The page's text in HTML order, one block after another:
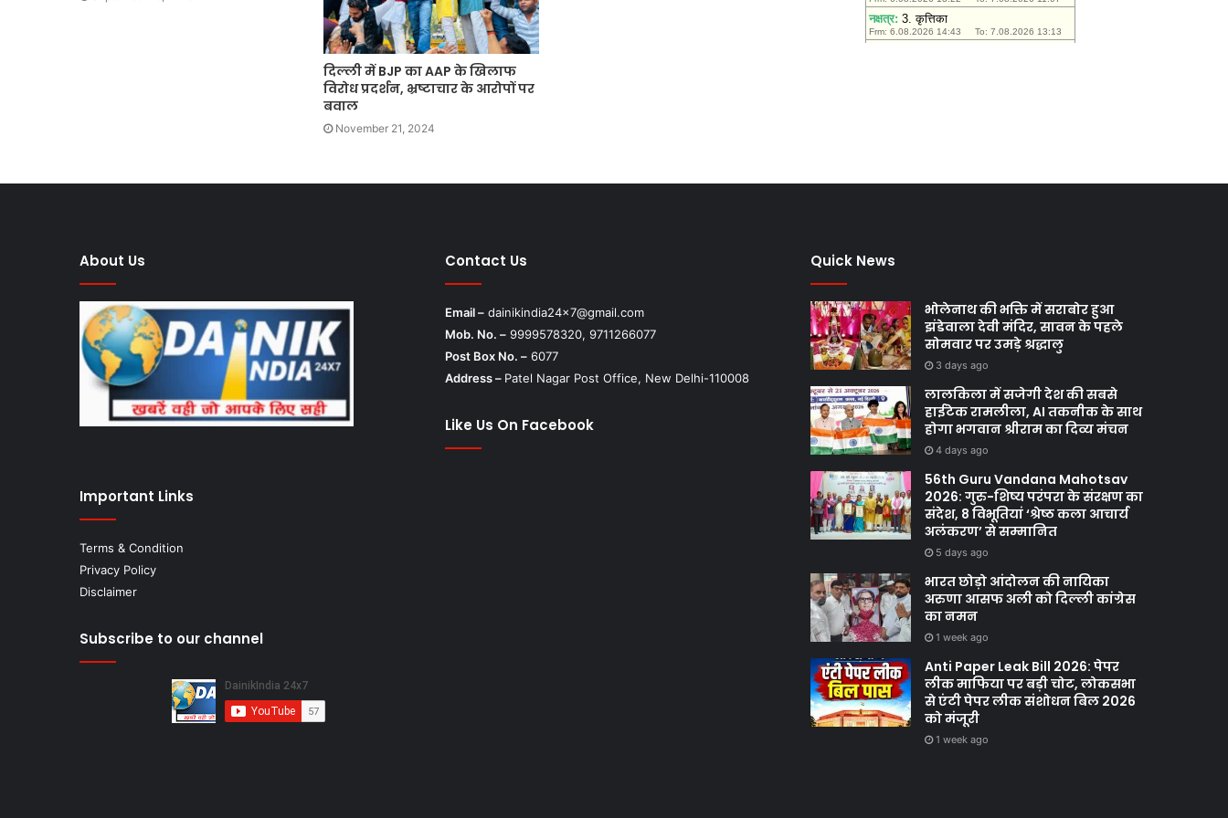
दिल्ली में BJP का AAP के खिलाफ
विरोध प्रदर्शन, भ्रष्टाचार के आरोपों पर
बवाल
November 21, 2024
About Us
Important Links
Terms & Condition
Privacy Policy
Disclaimer
Subscribe to our channel
Contact Us
Email – dainikindia24x7@gmail.com
Mob. No. –9999578320, 9711266077
Post Box No. –6077
Address – Patel Nagar Post Office, New Delhi-110008
Like Us On Facebook
Quick News
भोलेनाथ की भक्ति में सराबोर हुआ
झंडेवाला देवी मंदिर, सावन के पहले
सोमवार पर उमड़े श्रद्धालु
3 days ago
लालकिला में सजेगी देश की सबसे
हाईटेक रामलीला, AI तकनीक के साथ
होगा भगवान श्रीराम का दिव्य मंचन
4 days ago
56th Guru Vandana Mahotsav
2026: गुरु-शिष्य परंपरा के संरक्षण का
संदेश, 8 विभूतियां ‘श्रेष्ठ कला आचार्य
अलंकरण’ से सम्मानित
5 days ago
भारत छोड़ो आंदोलन की नायिका
अरुणा आसफ अली को दिल्ली कांग्रेस
का नमन
1 week ago
Anti Paper Leak Bill 2026: पेपर
लीक माफिया पर बड़ी चोट, लोकसभा
से एंटी पेपर लीक संशोधन बिल 2026
को मंजूरी
1 week ago